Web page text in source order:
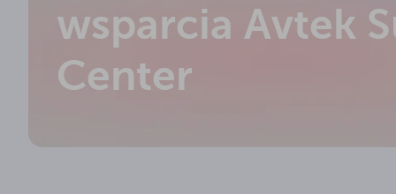
wsparcia Avtek
Center